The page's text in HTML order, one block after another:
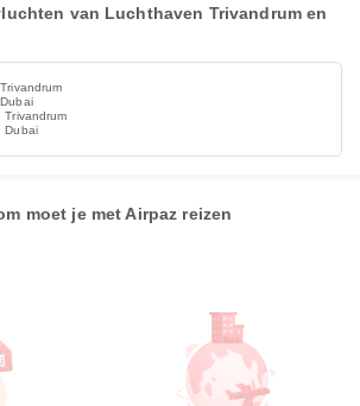
van Luchthaven Trivandrum en
Dubai
moet je met Airpaz reizen